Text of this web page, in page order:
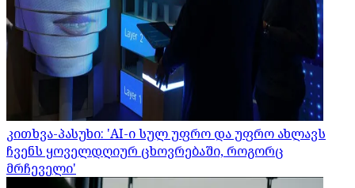
კითხვა-პასუხი: 'AI-ი სულ უფრო და უფრო ახლავს
ჩვენს ყოველდღიურ ცხოვრებაში, როგორც
მრჩეველი'